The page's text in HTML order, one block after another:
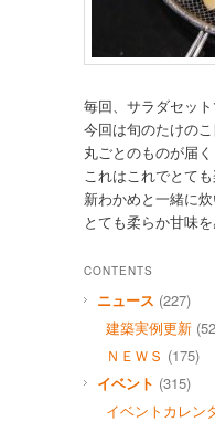
毎回、サラダセッ
今回は旬のたけの
丸ごとのものが届
これはこれでとて
新わかめと一緒に
とても柔らか甘味
CONTENTS
ニュース (227)
建築実例更新
ＮＥＷＳ (175)
イベント (315)
イベントカレン